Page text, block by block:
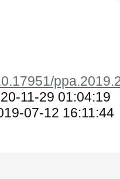
11-29 01:04:19
07-12 16:11:44